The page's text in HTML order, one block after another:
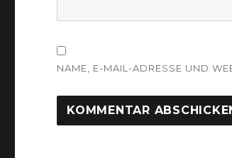
NAME, E-MAIL-ADRESSE UND